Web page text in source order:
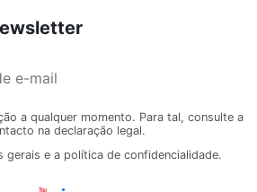
a qualquer momento. Para tal, consulte a
na declaração legal.
gerais e a política de confidencialidade.